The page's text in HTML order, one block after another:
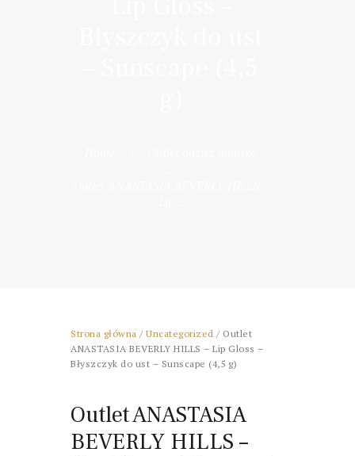
Strona główna / Uncategorized / Outlet
ANASTASIA BEVERLY HILLS – Lip Gloss –
Błyszczyk do ust – Sunscape (4,5 g)
Outlet ANASTASIA
BEVERLY HILLS –